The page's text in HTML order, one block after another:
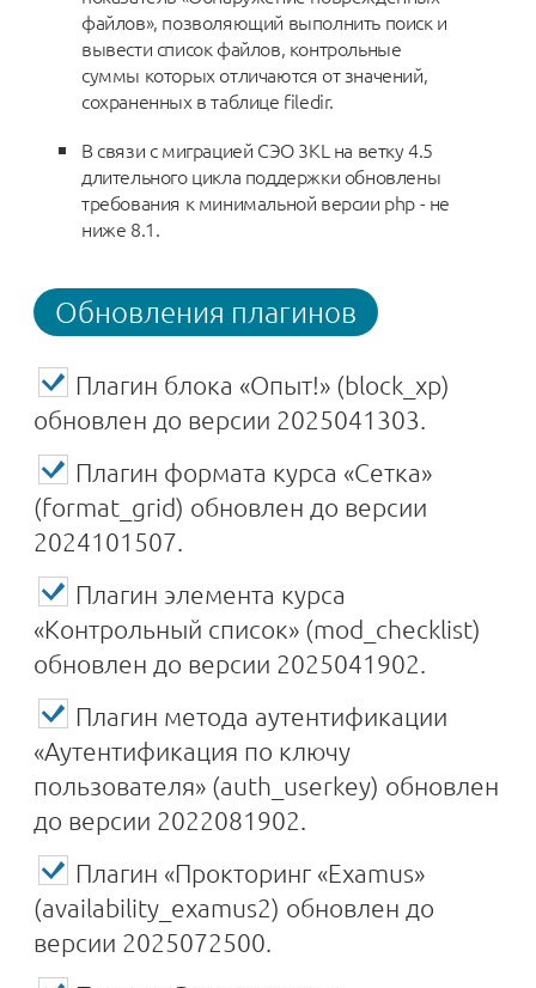
файлов», позволяющий выполнить поиск и
вывести список файлов, контрольные
суммы которых отличаются от значений,
сохраненных в таблице filedir.
В связи с миграцией СЭО 3KL на ветку 4.5
длительного цикла поддержки обновлены
требования к минимальной версии php - не
ниже 8.1.
Обновления плагинов
Плагин блока «Опыт!» (block_xp)
обновлен до версии 2025041303.
Плагин формата курса «Сетка»
(format_grid) обновлен до версии
2024101507.
Плагин элемента курса
«Контрольный список» (mod_checklist)
обновлен до версии 2025041902.
Плагин метода аутентификации
«Аутентификация по ключу
пользователя» (auth_userkey) обновлен
до версии 2022081902.
Плагин «Прокторинг «Examus»
(availability_examus2) обновлен до
версии 2025072500.